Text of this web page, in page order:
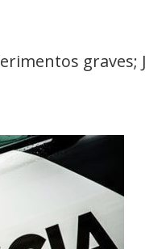
graves;